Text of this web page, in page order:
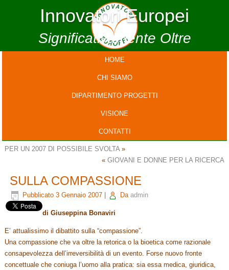
Innovatori Europei
Significativamente Oltre
HOME
CHI SIAMO
DIPARTIMENTO PROGETTI
VISIONE
CONTATTI
PER UN 2007 DI POSSIBILE SVOLTA»
« GIOVANI E DONNE PER LA RICERCA
SULLA COMPASSIONE
Pubblicato 3 Gennaio 2007 Da admin
di Giuseppina Bonaviri
E’ attualissimo il dibattito sulla “compassione”.
Una compassione che va oltre la retorica o la bioetica come razionale
consapevolezza dell’irreversibilità di un evento. Forse nuovo fronte
concettuale che coniuga l’uomo alla pratica: sia essa medica, giuridica,